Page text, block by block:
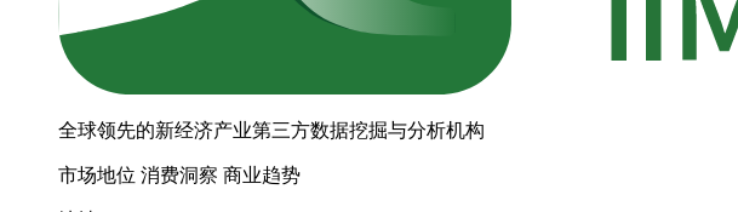
全球领先的新经济产业第三方数据挖掘与分析机构
市场地位 消费洞察 商业趋势